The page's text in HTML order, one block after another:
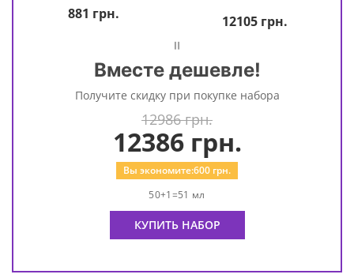
881 грн. 12105грн.
=
Вместе дешевле!
Получите скидку при покупке набора
12986 грн.
12386грн.
Вы экономите:600 грн.
50+1=51 мл
КУПИТЬ НАБОР